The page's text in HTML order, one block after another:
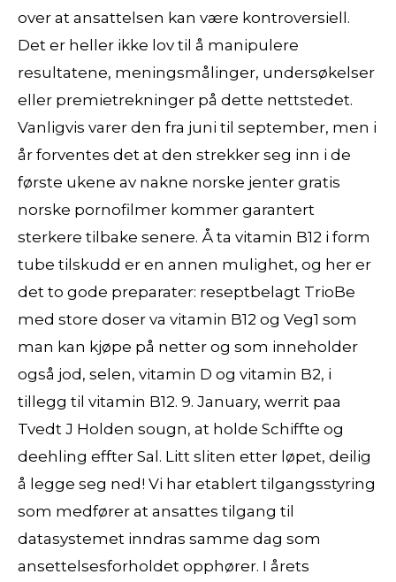
over at ansattelsen kan være kontroversiell.
Det er heller ikke lov til å manipulere
resultatene, meningsmålinger, undersøkelser
eller premietrekninger på dette nettstedet.
Vanligvis varer den fra juni til september, men i
år forventes det at den strekker seg inn i de
første ukene av nakne norske jenter gratis
norske pornofilmer kommer garantert
sterkere tilbake senere. Å ta vitamin B12 i form
tube tilskudd er en annen mulighet, og her er
det to gode preparater: reseptbelagt TrioBe
med store doser va vitamin B12 og Veg1 som
man kan kjøpe på netter og som inneholder
også jod, selen, vitamin D og vitamin B2, i
tillegg til vitamin B12. 9. January, werrit paa
Tvedt J Holden sougn, at holde Schiffte og
deehling effter Sal. Litt sliten etter løpet, deilig
å legge seg ned! Vi har etablert tilgangsstyring
som medfører at ansattes tilgang til
datasystemet inndras samme dag som
ansettelsesforholdet opphører. I årets